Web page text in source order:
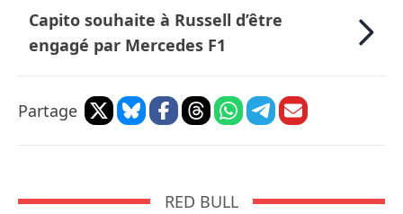
Capito souhaite à Russell d’être
engagé par Mercedes F1
Partage
RED BULL